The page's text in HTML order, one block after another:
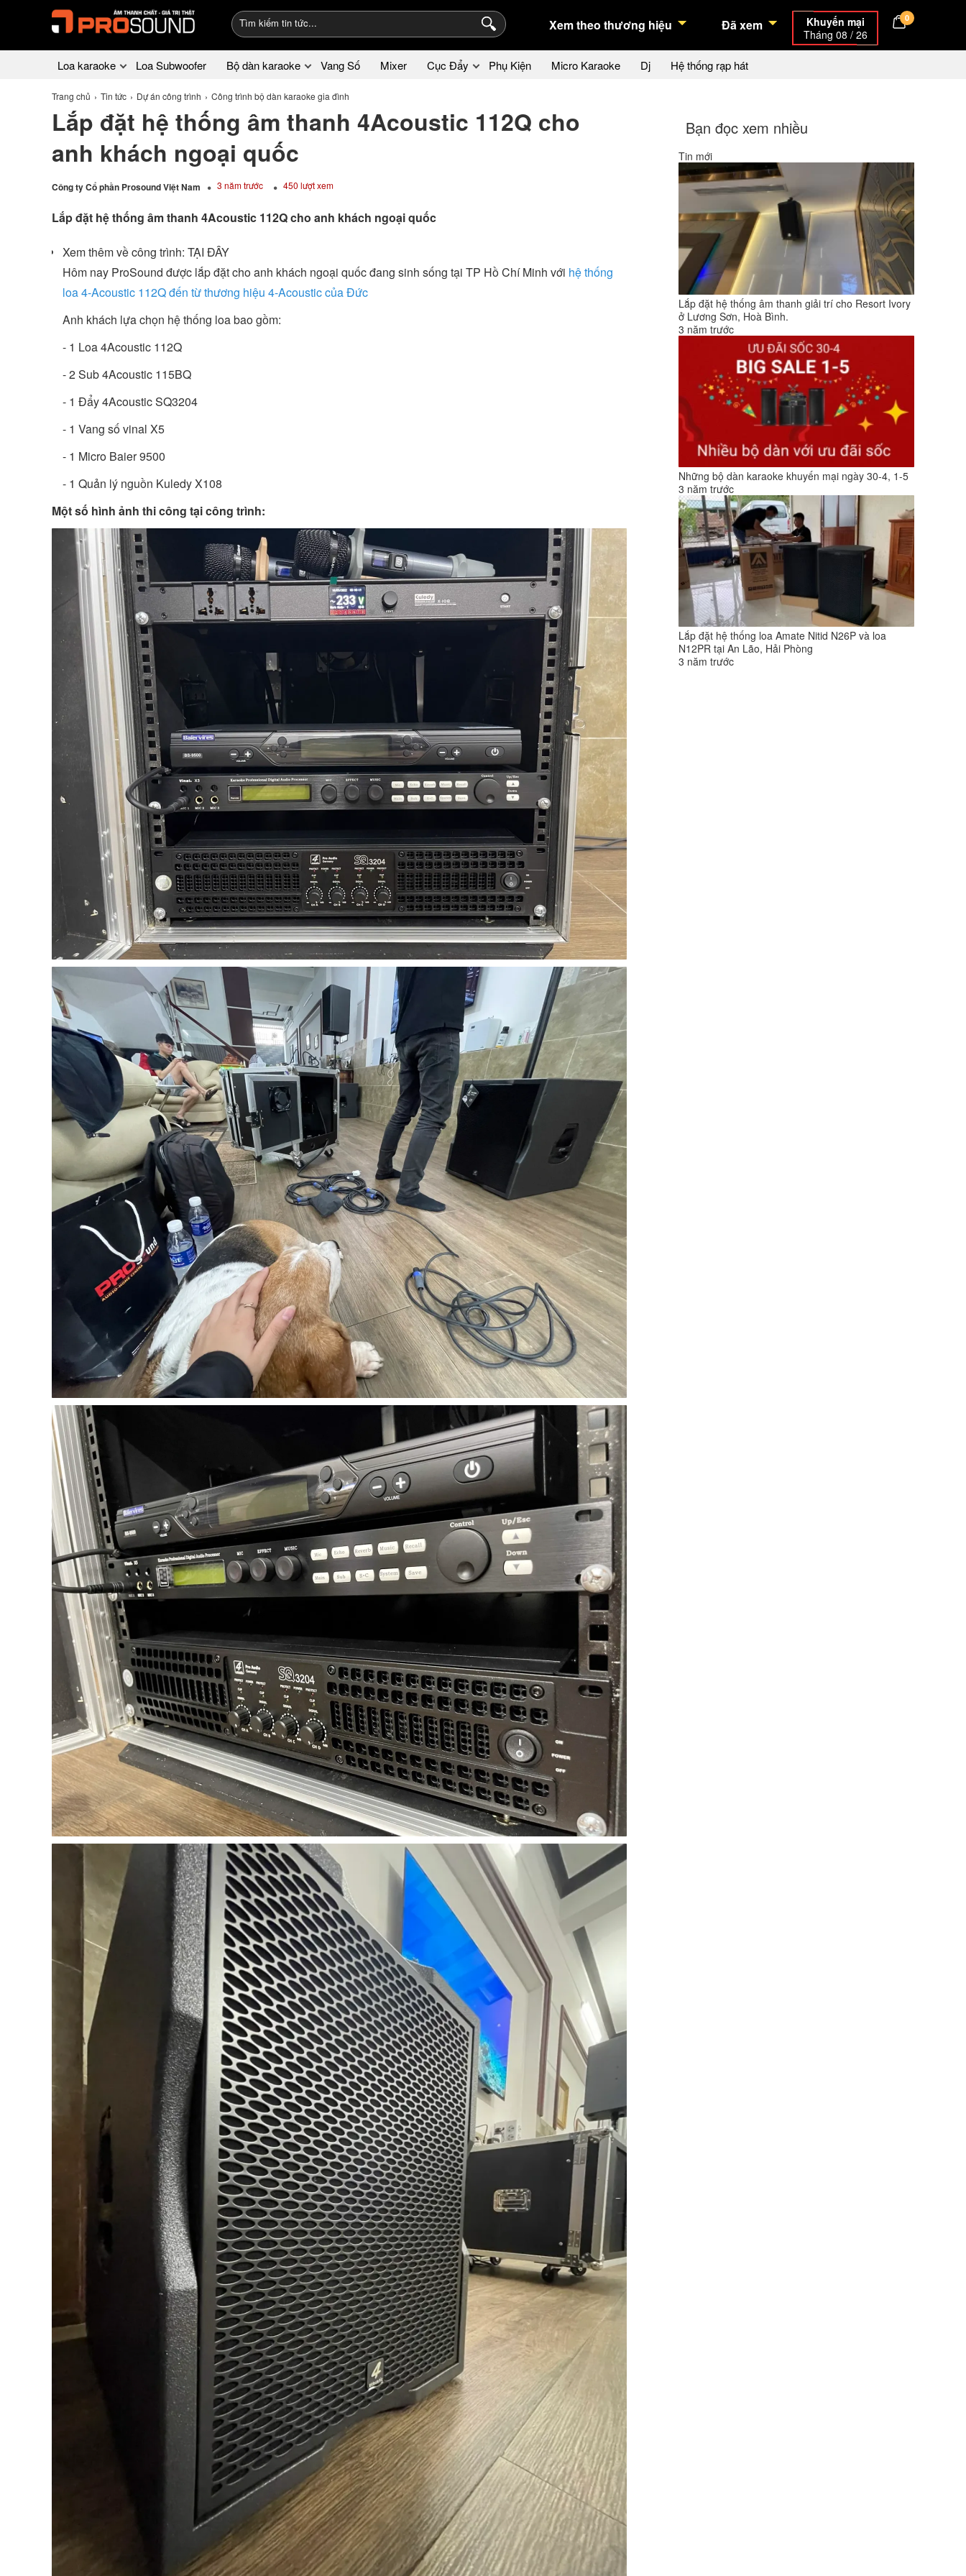
Xem theo thương hiệu Đã xem
Khuyến mại
Tháng 08 / 26
0
Loa karaoke Loa Subwoofer Bộ dàn karaoke Vang Số Mixer Cục Đẩy Phụ Kiện Micro Karaoke Dj Hệ thống rạp hát
Trang chủ Tin tức Dự án công trình Công trình bộ dàn karaoke gia đình
Lắp đặt hệ thống âm thanh 4Acoustic 112Q cho
anh khách ngoại quốc
Công ty Cổ phần Prosound Việt Nam 3 năm trước 450 lượt xem
Lắp đặt hệ thống âm thanh 4Acoustic 112Q cho anh khách ngoại quốc
Xem thêm về công trình: TẠI ĐÂY
Hôm nay ProSound được lắp đặt cho anh khách ngoại quốc đang sinh sống tại TP Hồ Chí Minh với hệ thống
loa 4-Acoustic 112Q đến từ thương hiệu 4-Acoustic của Đức
Anh khách lựa chọn hệ thống loa bao gồm:
- 1 Loa 4Acoustic 112Q
- 2 Sub 4Acoustic 115BQ
- 1 Đẩy 4Acoustic SQ3204
- 1 Vang số vinal X5
- 1 Micro Baier 9500
- 1 Quản lý nguồn Kuledy X108
Một số hình ảnh thi công tại công trình:
Bạn đọc xem nhiều
Tin mới
Lắp đặt hệ thống âm thanh giải trí cho Resort Ivory
ở Lương Sơn, Hoà Bình.
3 năm trước
Những bộ dàn karaoke khuyến mại ngày 30-4, 1-5
3 năm trước
Lắp đặt hệ thống loa Amate Nitid N26P và loa
N12PR tại An Lão, Hải Phòng
3 năm trước